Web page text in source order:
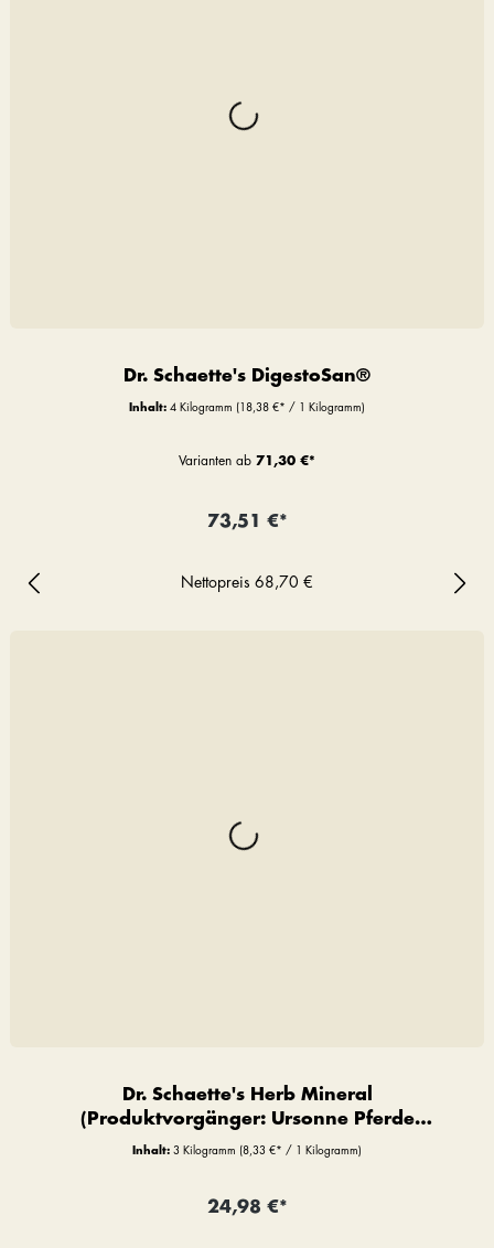
Dr. Schaette's DigestoSan®
Inhalt: 4 Kilogramm (18,38 €* / 1 Kilogramm)
Varianten ab 71,30 €*
73,51 €*
Nettopreis 68,70 €
Dr. Schaette's Herb Mineral
(Produktvorgänger: Ursonne Pferde
Premium)
Inhalt: 3 Kilogramm (8,33 €* / 1 Kilogramm)
24,98 €*